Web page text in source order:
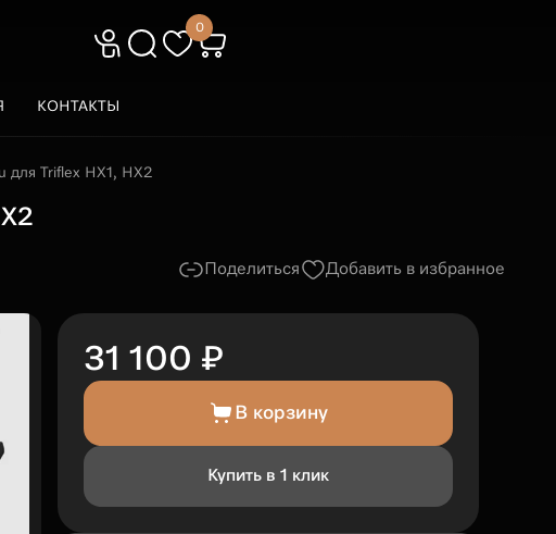
0
КОНТАКТЫ
для Triflex HX1, HX2
Поделиться Добавить в избранное
31 100 ₽
В корзину
Купить в 1 клик